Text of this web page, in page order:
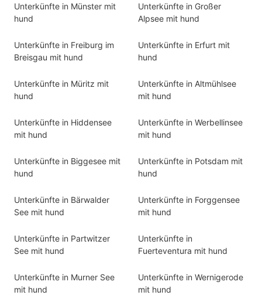
Unterkünfte in Münster mit
hund
Unterkünfte in Großer
Alpsee mit hund
Unterkünfte in Freiburg im
Breisgau mit hund
Unterkünfte in Erfurt mit
hund
Unterkünfte in Müritz mit
hund
Unterkünfte in Altmühlsee
mit hund
Unterkünfte in Hiddensee
mit hund
Unterkünfte in Werbellinsee
mit hund
Unterkünfte in Biggesee mit
hund
Unterkünfte in Potsdam mit
hund
Unterkünfte in Bärwalder
See mit hund
Unterkünfte in Forggensee
mit hund
Unterkünfte in Partwitzer
See mit hund
Unterkünfte in
Fuerteventura mit hund
Unterkünfte in Murner See
mit hund
Unterkünfte in Wernigerode
mit hund